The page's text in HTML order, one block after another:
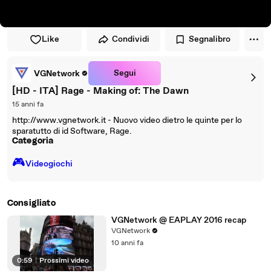
Like Condividi Segnalibro
VGNetwork Segui
[HD - ITA] Rage - Making of: The Dawn
15 anni fa
http://www.vgnetwork.it - Nuovo video dietro le quinte per lo
sparatutto di id Software, Rage.
Categoria
🎮️Videogiochi
Consigliato
0:59 | Prossimi video
VGNetwork @ EAPLAY 2016 recap
VGNetwork
10 anni fa